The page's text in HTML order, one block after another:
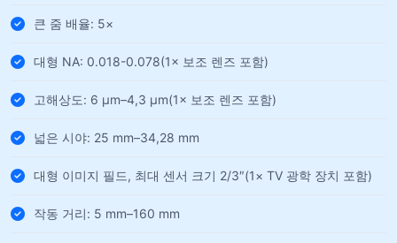
큰 줌 배율: 5×
대형 NA: 0.018-0.078(1× 보조 렌즈 포함)
고해상도: 6 µm–4,3 µm(1× 보조 렌즈 포함)
넓은 시야: 25 mm–34,28 mm
대형 이미지 필드, 최대 센서 크기 2/3″(1× TV 광학 장치 포함)
작동 거리: 5 mm–160 mm